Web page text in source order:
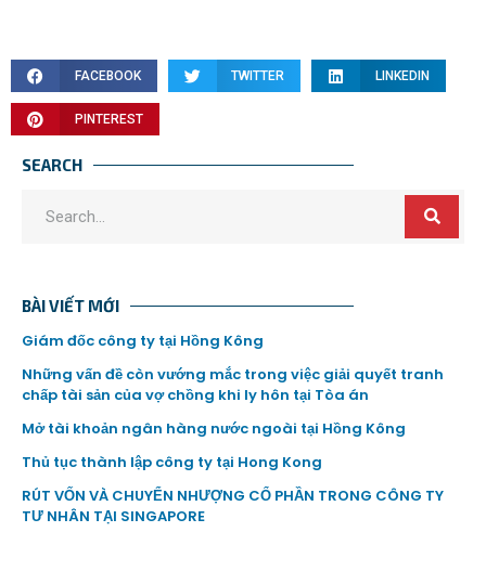
FACEBOOK TWITTER LINKEDIN
PINTEREST
SEARCH
BÀI VIẾT MỚI
Giám đốc công ty tại Hồng Kông
Những vấn đề còn vướng mắc trong việc giải quyết tranh
chấp tài sản của vợ chồng khi ly hôn tại Tòa án
Mở tài khoản ngân hàng nước ngoài tại Hồng Kông
Thủ tục thành lập công ty tại Hong Kong
RÚT VỐN VÀ CHUYỂN NHƯỢNG CỔ PHẦN TRONG CÔNG TY
TƯ NHÂN TẠI SINGAPORE